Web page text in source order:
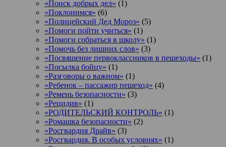
«Поиск добрых дел» (1)
«Поклонимся» (6)
«Полицейский Дед Мороз» (5)
«Помоги пойти учиться» (1)
«Помоги собраться в школу» (1)
«Помочь без лишних слов» (3)
«Посвящение первоклассников в пешеходы» (1)
«Посылка бойцу» (1)
«Разговоры о важном» (1)
«Ребенок – пассажир пешеход» (4)
«Ремень безопасности» (3)
«Рецидив» (1)
«РОДИТЕЛЬСКИЙ КОНТРОЛЬ» (1)
«Ромашка безопасности» (2)
«Росгвардия Драйв» (3)
«Росгвардия. В особых условиях» (1)